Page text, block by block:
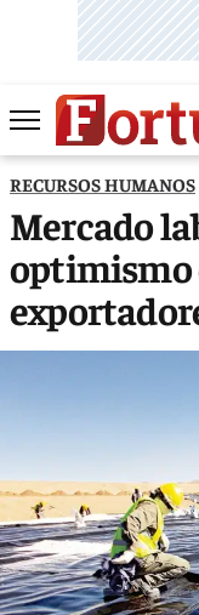
RECURSOS HUMANOS
Mercado
optimismo